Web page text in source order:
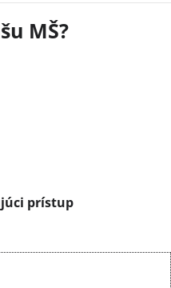
MŠ?
prístup